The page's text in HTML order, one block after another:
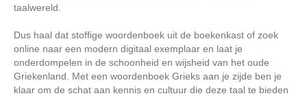
taalwereld.
Dus haal dat stoffige woordenboek uit de boekenkast of zoek
online naar een modern digitaal exemplaar en laat je
onderdompelen in de schoonheid en wijsheid van het oude
Griekenland. Met een woordenboek Grieks aan je zijde ben je
klaar om de schat aan kennis en cultuur die deze taal te bieden